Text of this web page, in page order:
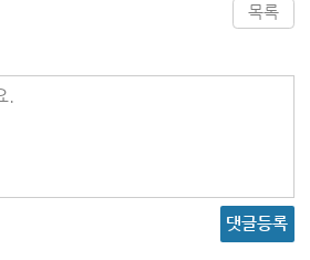
목록
.
댓글등록